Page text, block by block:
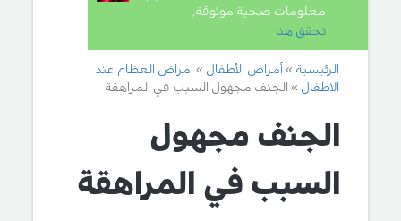
معلومات صحية موثوقة,
تحقق هنا.
الرئيسية أمراض الأطفال
امراض العظام عند
الاطفال
الجنف مجهول السبب في المراهقة
الجنف مجهول
السبب في المراهقة